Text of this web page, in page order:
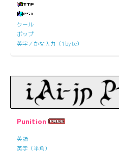
クール
ポップ
英字／かな入力（1byte）
Punition
英語
英字（半角）